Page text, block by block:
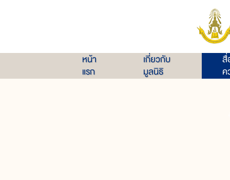
หน้า
แรก
เกี่ยวกับ
มูลนิธิ
สื่
ค